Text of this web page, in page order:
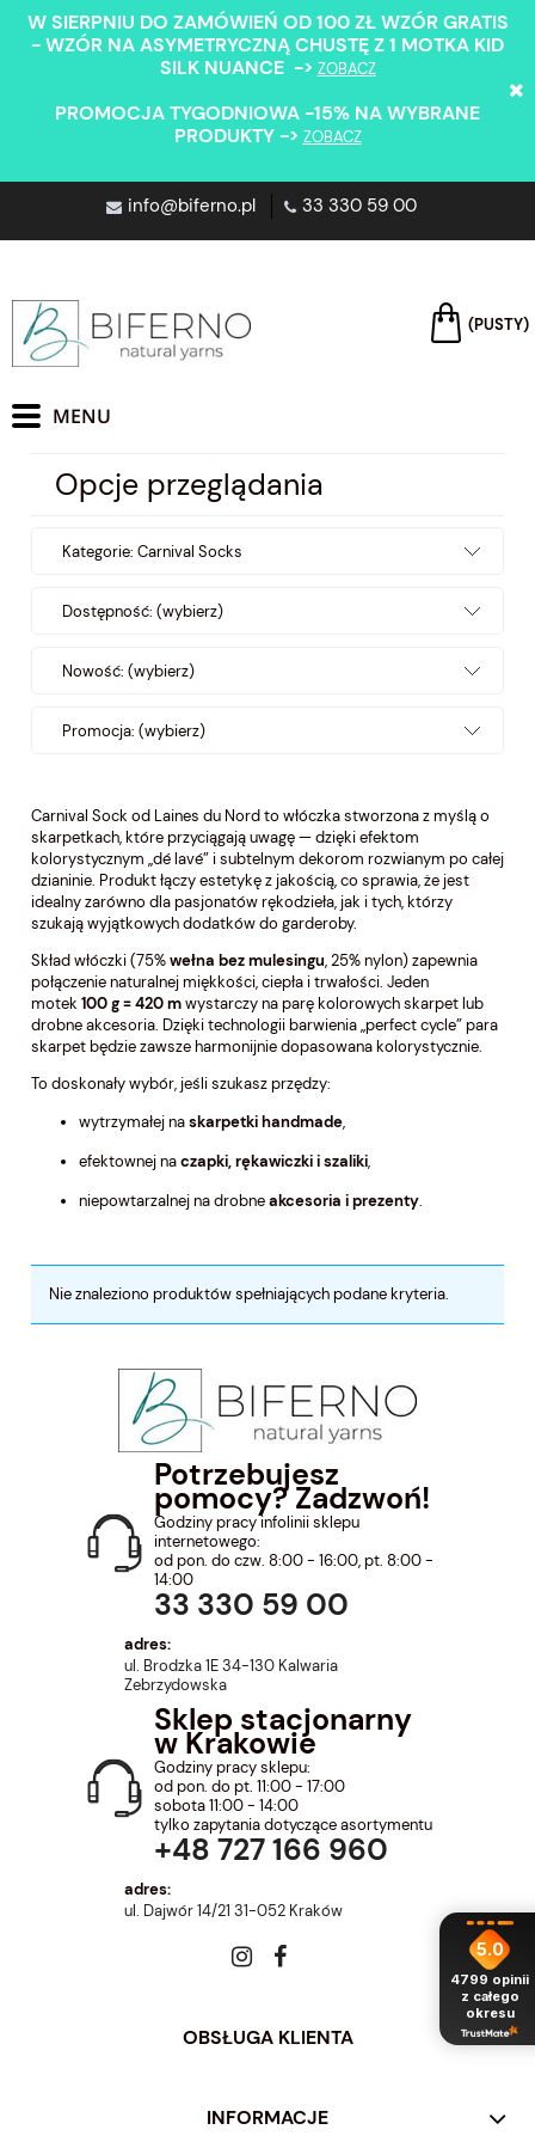
W SIERPNIU DO ZAMÓWIEŃ OD 100 ZŁ WZÓR GRATIS
- WZÓR NA ASYMETRYCZNĄ CHUSTĘ Z 1 MOTKA KID
SILK NUANCE -> ZOBACZ
PROMOCJA TYGODNIOWA -15% NA WYBRANE
PRODUKTY -> ZOBACZ
info@biferno.pl 33 330 59 00
(PUSTY)
Opcje przeglądania
Kategorie: Carnival Socks
Dostępność: (wybierz)
Nowość: (wybierz)
Promocja: (wybierz)
Carnival Sock od Laines du Nord to włóczka stworzona z myślą o
skarpetkach, które przyciągają uwagę — dzięki efektom
kolorystycznym „dé lavé” i subtelnym dekorom rozwianym po całej
dzianinie. Produkt łączy estetykę z jakością, co sprawia, że jest
idealny zarówno dla pasjonatów rękodzieła, jak i tych, którzy
szukają wyjątkowych dodatków do garderoby.
Skład włóczki (75%wełna bez mulesingu, 25% nylon) zapewnia
połączenie naturalnej miękkości, ciepła i trwałości. Jeden
motek 100 g = 420 mwystarczy na parę kolorowych skarpet lub
drobne akcesoria. Dzięki technologii barwienia „perfect cycle” para
skarpet będzie zawsze harmonijnie dopasowana kolorystycznie.
To doskonały wybór, jeśli szukasz przędzy:
wytrzymałej naskarpetki handmade,
efektownej naczapki, rękawiczki i szaliki,
niepowtarzalnej na drobneakcesoria i prezenty.
Nie znaleziono produktów spełniających podane kryteria.
Potrzebujesz
pomocy? Zadzwoń!
Godziny pracy infolinii sklepu
internetowego:
od pon. do czw. 8:00 - 16:00, pt. 8:00 -
14:00
33 330 59 00
adres:
ul. Brodzka 1E 34-130 Kalwaria
Zebrzydowska
Sklep stacjonarny
w Krakowie
Godziny pracy sklepu:
od pon. do pt. 11:00 - 17:00
sobota 11:00 - 14:00
tylko zapytania dotyczące asortymentu
+48 727 166 960
adres:
ul. Dajwór 14/21 31-052 Kraków
OBSŁUGA KLIENTA
INFORMACJE
5.0
4799 opinii
z całego
okresu